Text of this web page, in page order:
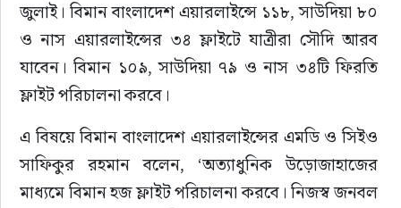
জুলাই। বিমান বাংলাদেশ এয়ারলাইন্সে ১১৮, সাউদিয়া ৮০
ও নাস এয়ারলাইন্সের ৩৪ ফ্লাইটে যাত্রীরা সৌদি আরব
যাবেন। বিমান ১০৯, সাউদিয়া ৭৯ ও নাস ৩৪টি ফিরতি
ফ্লাইট পরিচালনা করবে।
এ বিষয়ে বিমান বাংলাদেশ এয়ারলাইন্সের এমডি ও সিইও
সাফিকুর রহমান বলেন, ‘অত্যাধুনিক উড়োজাহাজের
মাধ্যমে বিমান হজ ফ্লাইট পরিচালনা করবে। নিজস্ব জনবল